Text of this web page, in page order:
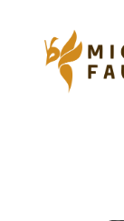
contenu